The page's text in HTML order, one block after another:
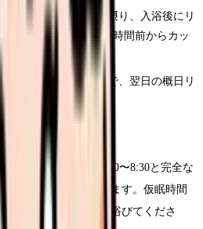
クス：
通常の夕食を摂り、入浴後にリ
ブルーライトは就寝1時間前からカッ
の時間に就寝することで、翌日の概日リ
）の場合
ですが、深夜勤は0:30〜8:30と完全な
れがより大きくなります。仮眠時間
必ず外出して日光を浴びてくださ